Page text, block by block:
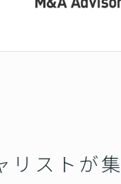
リストが